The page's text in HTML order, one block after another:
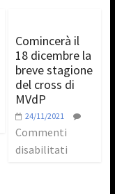
Comincerà il
18 dicembre la
breve stagione
del cross di
MVdP
24/11/2021
Commenti
disabilitati